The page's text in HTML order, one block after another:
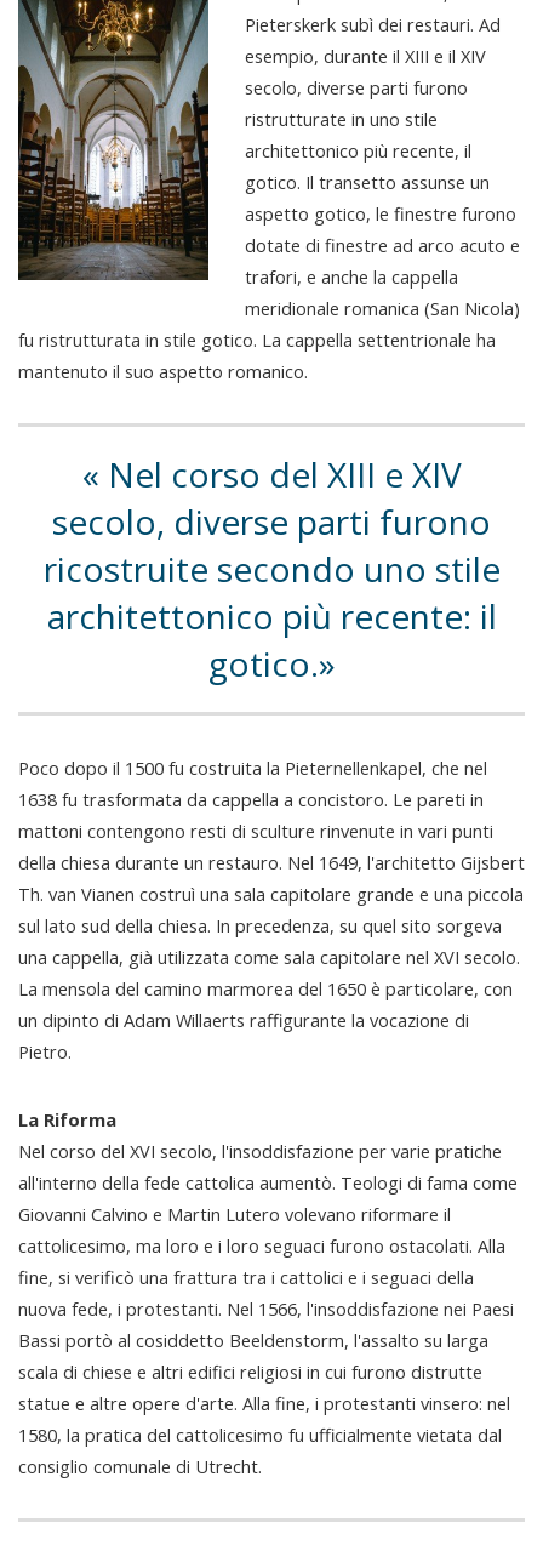
Pieterskerk subì dei restauri. Ad
esempio, durante il XIII e il XIV
secolo, diverse parti furono
ristrutturate in uno stile
architettonico più recente, il
gotico. Il transetto assunse un
aspetto gotico, le finestre furono
dotate di finestre ad arco acuto e
trafori, e anche la cappella
meridionale romanica (San Nicola)
fu ristrutturata in stile gotico. La cappella settentrionale ha
mantenuto il suo aspetto romanico.
Nel corso del XIII e XIV
secolo, diverse parti furono
ricostruite secondo uno stile
architettonico più recente: il
gotico.
Poco dopo il 1500 fu costruita la Pieternellenkapel, che nel
1638 fu trasformata da cappella a concistoro. Le pareti in
mattoni contengono resti di sculture rinvenute in vari punti
della chiesa durante un restauro. Nel 1649, l'architetto Gijsbert
Th. van Vianen costruì una sala capitolare grande e una piccola
sul lato sud della chiesa. In precedenza, su quel sito sorgeva
una cappella, già utilizzata come sala capitolare nel XVI secolo.
La mensola del camino marmorea del 1650 è particolare, con
un dipinto di Adam Willaerts raffigurante la vocazione di
Pietro.
La Riforma
Nel corso del XVI secolo, l'insoddisfazione per varie pratiche
all'interno della fede cattolica aumentò. Teologi di fama come
Giovanni Calvino e Martin Lutero volevano riformare il
cattolicesimo, ma loro e i loro seguaci furono ostacolati. Alla
fine, si verificò una frattura tra i cattolici e i seguaci della
nuova fede, i protestanti. Nel 1566, l'insoddisfazione nei Paesi
Bassi portò al cosiddetto Beeldenstorm, l'assalto su larga
scala di chiese e altri edifici religiosi in cui furono distrutte
statue e altre opere d'arte. Alla fine, i protestanti vinsero: nel
1580, la pratica del cattolicesimo fu ufficialmente vietata dal
consiglio comunale di Utrecht.